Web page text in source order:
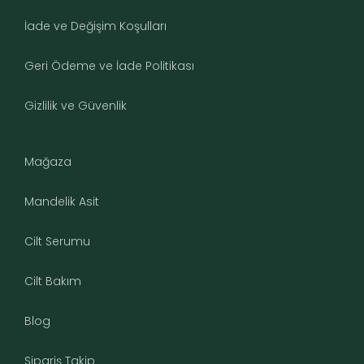
İade ve Değişim Koşulları
Geri Ödeme ve İade Politikası
Gizlilik ve Güvenlik
Mağaza
Mandelik Asit
Cilt Serumu
Cilt Bakım
Blog
Sipariş Takip